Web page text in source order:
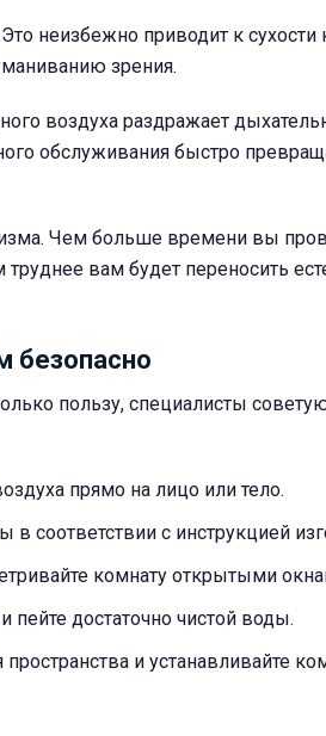
неизбежно приводит к сухости
зрения.
воздуха раздражает
обслуживания быстро
Чем больше времени вы
вам будет переносить
безопасно
пользу, специалисты
прямо на лицо или тело.
соответствии с инструкцией
комнату открытыми
достаточно чистой воды.
и устанавливайте